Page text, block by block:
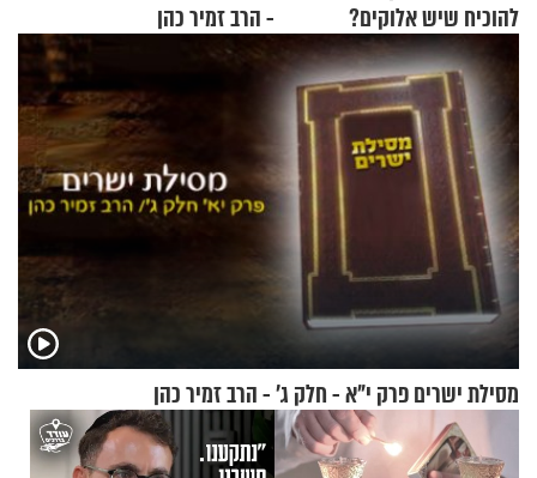
להוכיח שיש אלוקים?
- הרב זמיר כהן
מסילת ישרים פרק י"א - חלק ג’ - הרב זמיר כהן